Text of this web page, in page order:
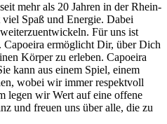
mehr als 20 Jahren in der Rhein-
Spaß und Energie. Dabei
Für uns ist
Capoeira ermöglicht Dir, über Dich
Körper zu erleben. Capoeira
kann aus einem Spiel, einem
wobei wir immer respektvoll
legen wir Wert auf eine offene
und freuen uns über alle, die zu